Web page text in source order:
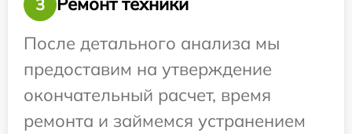
3
После детального анализа мы
предоставим на утверждение
окончательный расчет, время
ремонта и займемся устранением